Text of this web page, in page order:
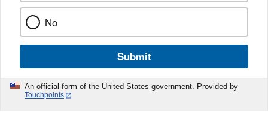
No
Submit
An official form of the United States government. Provided by
Touchpoints